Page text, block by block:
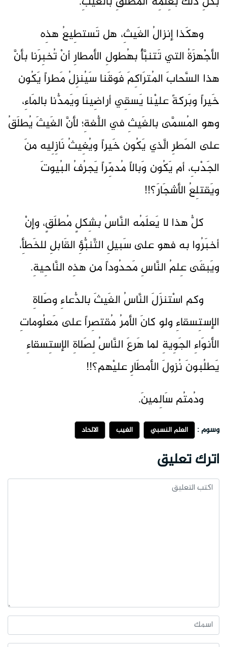
وهكَذا إنزالُ الغَيثِ، هل تَستطِيعُ هذِه
الأجْهزَةُ التي تَتنبَّأُ بهُطولِ الأمطارِ أنْ تُخبِرَنا بأنَّ
هذا السَّحابَ المُترَاكِمَ فَوقَنا سَيُنزِلُ مَطراً يَكُون
خَيراً وبَركةً عليْنا يَسقِي أراضِينَا ويَمدُّنا بالمَاءِ،
وهو المُسمَّى بالغَيثِ في اللُّغةِ؛ لأنَّ الغَيثَ يُطلَقُ
على المَطرِ الَّذي يَكُون خَيراً ويُغِيثُ نَازِلِيه منَ
الجَدْبِ، أم يَكُون وَبالاً مُدمِّراً يَجرُفُ البُيوتَ
ويَقتلِعُ الأشجَارَ؟!!
كلُّ هذا لا يَعلَمُه النَّاسُ بشِكلٍ مُطلَقٍ، وإنْ
أخبَرُوا به فهو على سَبيلِ التَّنبُّؤِ القَابلِ للخَطأِ،
ويَبقَى عِلمُ النَّاسِ مَحدُوداً من هذِه النَّاحِيةِ.
وكم اسْتنزَلَ النَّاسُ الغَيثَ بالدُّعاءِ وصَلاةِ
الإستِسقاءِ ولو كانَ الأمرُ مُقتصِراً على مَعلُوماتِ
الأنوَاءِ الجَوِيةِ لما هَرعَ النَّاسُ لِصَلاةِ الإستِسقاءِ
يَطلُبونَ نُزولَ الأمطَارِ عليْهم؟!!
ودُمتُم سَالِمينَ.
وسوم : العلم النسبي الغيب الالحاد
اترك تعليق